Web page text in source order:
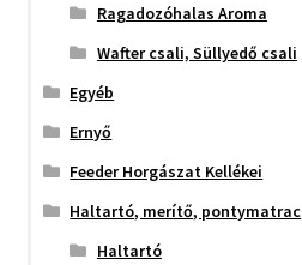
Ragadozóhalas Aroma
Wafter csali, Süllyedő csali
Egyéb
Ernyő
Feeder Horgászat Kellékei
Haltartó, merítő, pontymatrac
Haltartó